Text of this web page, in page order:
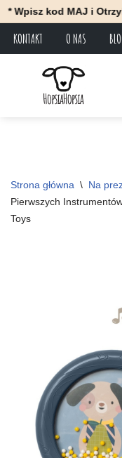
kod MAJ i OtrzyMAJ
KONTAKT O NAS
Strona główna \ Na
Pierwszych
Toys